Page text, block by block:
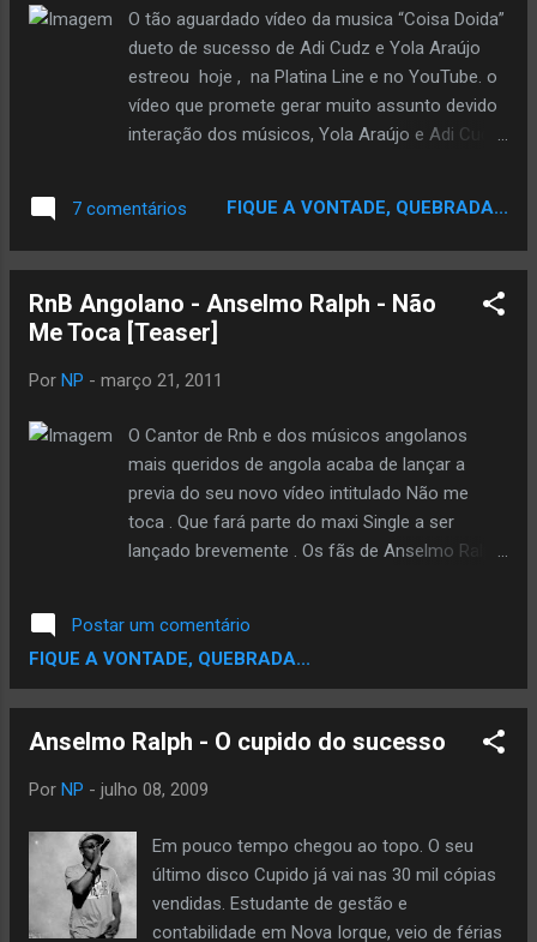
nacional)ft.Tek - MOÇAMBIQUE 5-Black Star
- Black Star de Volta - MOÇAMBIQUE 6-
Pamelloza - Pode Parar(Produção Emerson
Tripah) - BRASIL 7-NordesteNato - Mais
respeito - BRASIL 8-INEDITOS - Pra Todo
AFFIRMATIVA- QUERO VER QUEM VEM -
BRASIL 12-Ilustre - 2'' Antes da Morte - AN...
O tão aguardado vídeo da musica “Coisa Doida”
dueto de sucesso de Adi Cudz e Yola Araújo
estreou hoje , na Platina Line e no YouTube. o
vídeo que promete gerar muito assunto devido
interação dos músicos, Yola Araújo e Adi Cudz,
perfeita de Adi e Yola, você ira ver nas imagens
editadas e dirigidas por Dj Marcel, o melhor
Faça download da musica Download Neste
momento, Adi Cudz tem o seu segundo
álbum, é um trabalho muito voltado para o
sonoridades do velho continente. O single de
avanço para esse Projecto tem como
convidada Yola Araújo na musica "coisa Doida"
. Cujo o vídeo foi gravado em Moçambique e
mostramos para si com exclusividades fotos
cudz, Adilson Figueira Fernandes de 2...
7 comentários FIQUE A VONTADE, QUEBRADA...
RnB Angolano - Anselmo Ralph - Não
Me Toca [Teaser]
Por NP - março 21, 2011
O Cantor de Rnb e dos músicos angolanos
mais queridos de angola acaba de lançar a
previa do seu novo vídeo intitulado Não me
toca . Que fará parte do maxi Single a ser
lançado brevemente . Os fãs de Anselmo Ralph
Cupido”, Serão 5 singles musicais
acompanhados de Três vídeoclipes. Ainda
segundo dados que tivemos de forma exclusiva
isso a posterior acompanhado de um DVD
musical. a produção musical ficou a cargo
Sandocan. No single poderão encontrar faixas
como Animal , está Difícil, e Atira Agua e
recuar que previá você verá em seguida. O
Projecto prevê ainda uma Mega campanha de
Postar um comentário
FIQUE A VONTADE, QUEBRADA...
Anselmo Ralph - O cupido do sucesso
Por NP - julho 08, 2009
Em pouco tempo chegou ao topo. O seu
último disco Cupido já vai nas 30 mil cópias
vendidas. Estudante de gestão e
contabilidade em Nova Iorque, veio de férias